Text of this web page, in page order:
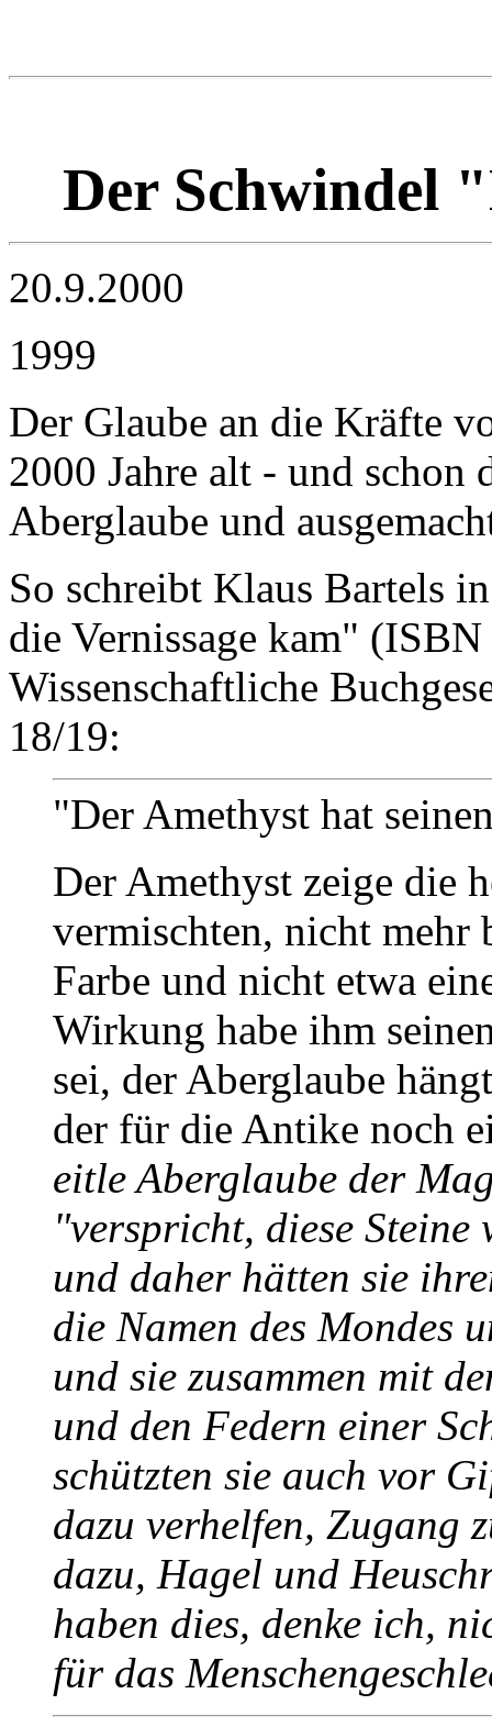
Der Schwindel
20.9.2000
1999
Der Glaube an die Kräfte
2000 Jahre alt - und schon
Aberglaube und
So schreibt Klaus Bartels
die Vernissage kam"
Wissenschaftliche
18/19:
"Der Amethyst hat
Der Amethyst zeige die
vermischten, nicht mehr
Farbe und nicht etwa
Wirkung habe ihm
sei, der Aberglaube
der für die Antike noch
eitle Aberglaube der
"verspricht, diese Steine
und daher hätten sie
die Namen des Mondes
und sie zusammen mit
und den Federn einer
schützten sie auch vor
dazu verhelfen, Zugang
dazu, Hagel und
haben dies, denke ich,
für das